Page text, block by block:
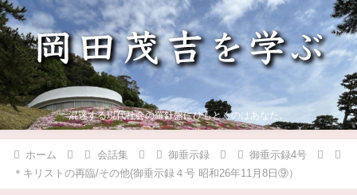
混迷する現代社会の羅針盤にひもとくのはあなた。
ホーム 会話集 御垂示録
御垂示録4号
＊キリストの再臨/その他(御垂示録４号 昭和26年11月8日⑨）